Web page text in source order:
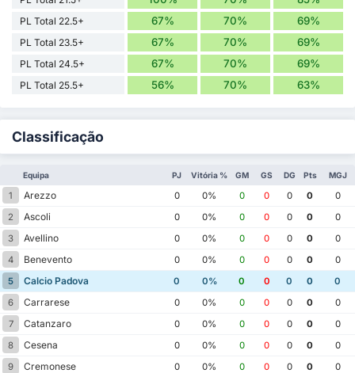
PL Total 22.5+ 67% 70% 69%
PL Total 23.5+ 67% 70% 69%
PL Total 24.5+ 67% 70% 69%
PL Total 25.5+ 56% 70% 63%
Classificação
Equipa PJ Vitória % GM GS DG Pts MGJ
1 Arezzo 0 0% 0 0 0 0
0
2
Ascoli 0 0% 0 0 0 0
0
3
Avellino 0 0% 0 0 0 0
0
4
Benevento 0 0% 0 0 0 0
0
5
Calcio Padova 0 0% 0 0 0 0
0
6
Carrarese 0 0% 0 0 0 0
0
7
Catanzaro 0 0% 0 0 0 0
0
8
Cesena 0 0% 0 0 0 0
0
9
Cremonese 0 0% 0 0 0 0
0